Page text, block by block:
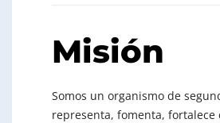
Misión
Somos un organismo de
representa, fomenta, fortalece